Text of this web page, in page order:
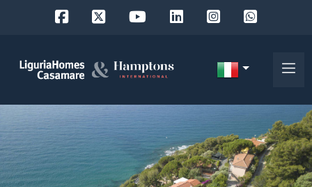
FR
DE
RU
Scegli
dove
cercare